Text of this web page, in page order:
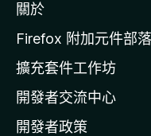
i
l
a
官
網
關於
Firefox 附加元件部
擴充套件工作坊
開發者交流中心
開發者政策